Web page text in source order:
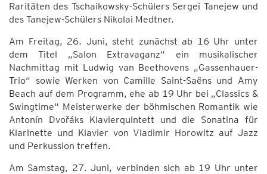
Raritäten des Tschaikowsky-Schülers Sergei Tanejew und
des Tanejew-Schülers Nikolai Medtner.
Am Freitag, 26. Juni, steht zunächst ab 16 Uhr unter
dem Titel „Salon Extravaganz“ ein musikalischer
Nachmittag mit Ludwig van Beethovens „Gassenhauer-
Trio“ sowie Werken von Camille Saint-Saëns und Amy
Beach auf dem Programm, ehe ab 19 Uhr bei „Classics &
Swingtime“ Meisterwerke der böhmischen Romantik wie
Antonín Dvořáks Klavierquintett und die Sonatina für
Klarinette und Klavier von Vladimir Horowitz auf Jazz
und Perkussion treffen.
Am Samstag, 27. Juni, verbinden sich ab 19 Uhr unter